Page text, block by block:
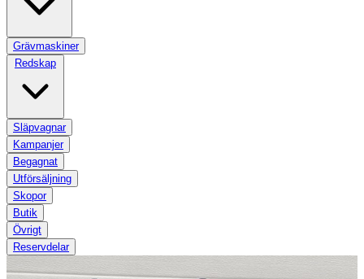
Grävmaskiner
Redskap
Släpvagnar
Kampanjer
Begagnat
Utförsäljning
Skopor
Butik
Övrigt
Reservdelar